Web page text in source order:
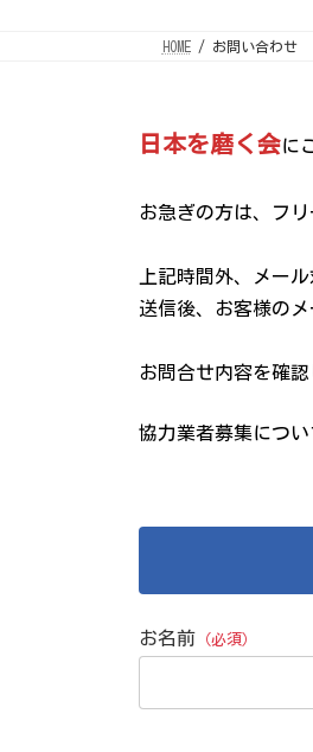
HOME お問い合わせ
日本を磨く会に
お急ぎの方は、フ
上記時間外、メー
送信後、お客様の
お問合せ内容を確
協力業者募集につ
お名前 （必須）